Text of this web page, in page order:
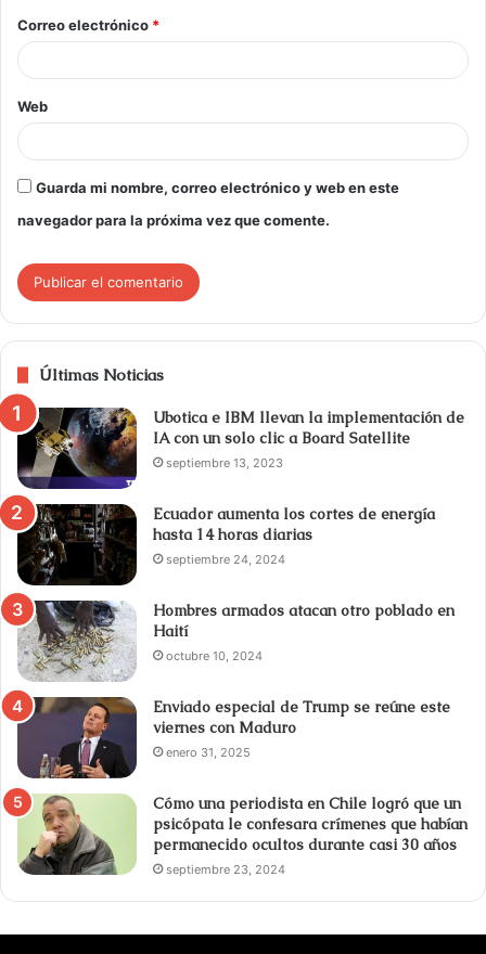
Correo electrónico *
Web
Guarda mi nombre, correo electrónico y web en este
navegador para la próxima vez que comente.
Últimas Noticias
Ubotica e IBM llevan la implementación de
IA con un solo clic a Board Satellite
septiembre 13, 2023
Ecuador aumenta los cortes de energía
hasta 14 horas diarias
septiembre 24, 2024
Hombres armados atacan otro poblado en
Haití
octubre 10, 2024
Enviado especial de Trump se reúne este
viernes con Maduro
enero 31, 2025
Cómo una periodista en Chile logró que un
psicópata le confesara crímenes que habían
permanecido ocultos durante casi 30 años
septiembre 23, 2024